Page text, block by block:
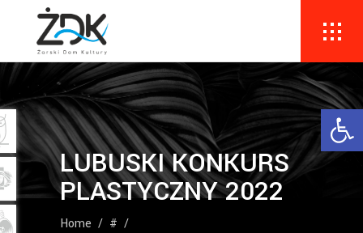
LUBUSKI KONKURS
PLASTYCZNY 2022
Home / # /